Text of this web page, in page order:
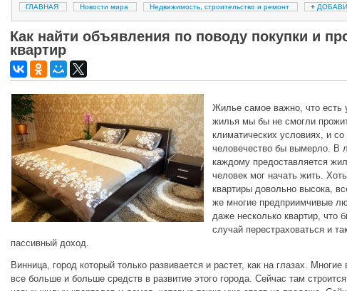
ГЛАВНАЯ Новости мира Недвижимость, строительство и ремонт +
Как найти объявления по поводу покупки и
квартир
Жилье самое важно, что есть
жилья мы бы не смогли
климатических условиях, и
человечество бы вымерло. В
каждому предоставляется
человек мог начать жить.
квартиры довольно высока,
же многие предприимчивые
даже несколько квартир, что
случай перестраховаться и
пассивный доход.
Винница, город который только развивается и растет, как на глазах.
все больше и больше средств в развитие этого города. Сейчас там